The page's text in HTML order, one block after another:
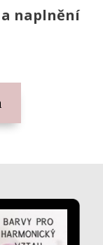
a naplnění